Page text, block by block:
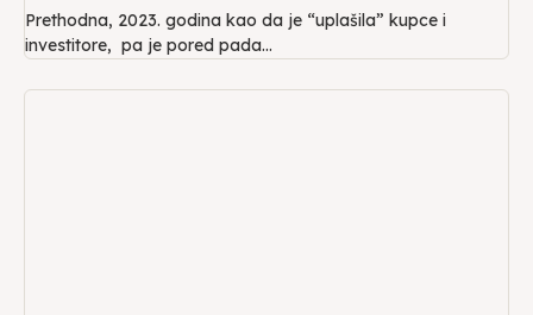
Prethodna, 2023. godina kao da je “uplašila” kupce i
investitore, pa je pored pada...